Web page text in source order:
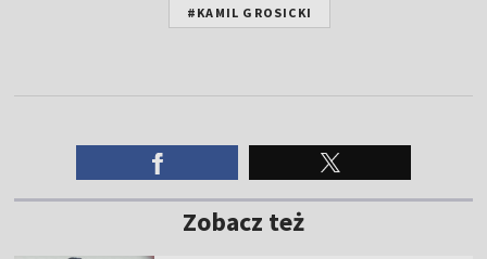
#KAMIL GROSICKI
Zobacz też